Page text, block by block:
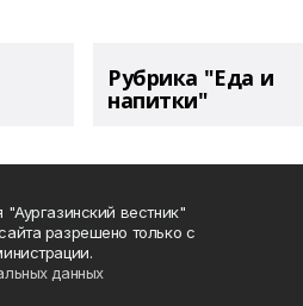
Рубрика "Еда и
напитки"
вестник"
разрешено только с
данных